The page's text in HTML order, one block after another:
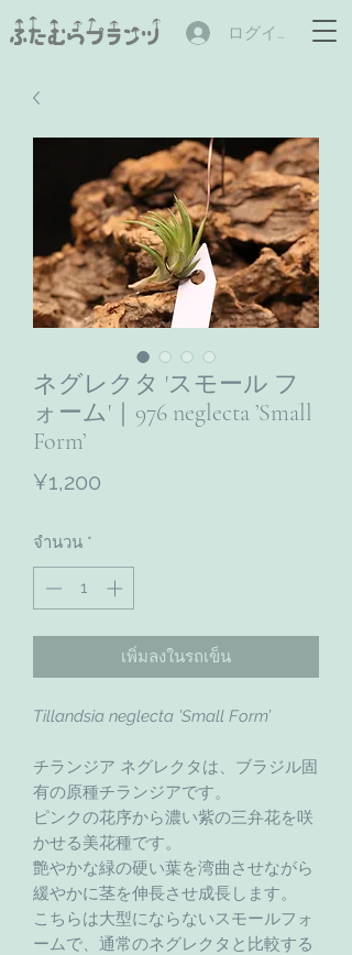
ログイン
ネグレクタ 'スモール フ
ォーム'｜976 neglecta ’Small
Form’
¥1,200
จำนวน *
เพิ่มลงในรถเข็น
Tillandsia neglecta ’Small Form’
チランジア ネグレクタは、ブラジル固
有の原種チランジアです。
ピンクの花序から濃い紫の三弁花を咲
かせる美花種です。
艶やかな緑の硬い葉を湾曲させながら
緩やかに茎を伸長させ成長します。
こちらは大型にならないスモールフォ
ームで、通常のネグレクタと比較する